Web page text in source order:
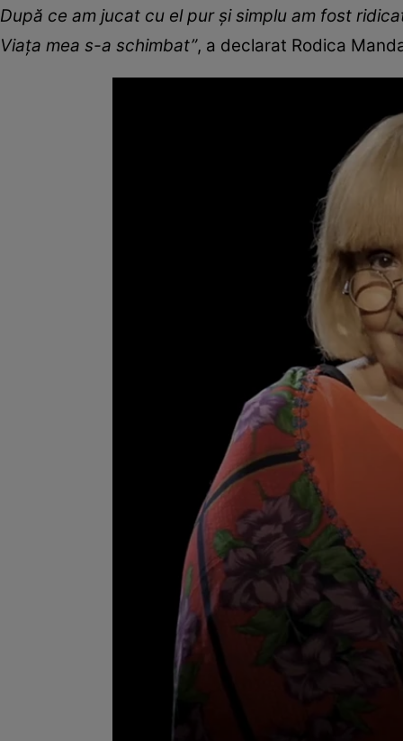
După ce am jucat cu el pur și simplu am fost
Viața mea s-a schimbat”, a declarat Rodica